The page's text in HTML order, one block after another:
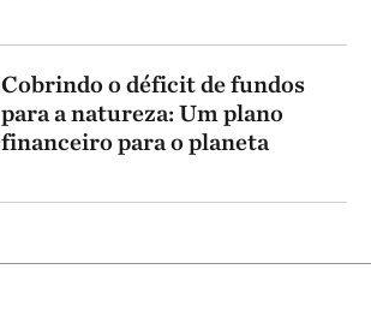
Cobrindo o déficit de fundos
para a natureza: Um plano
financeiro para o planeta